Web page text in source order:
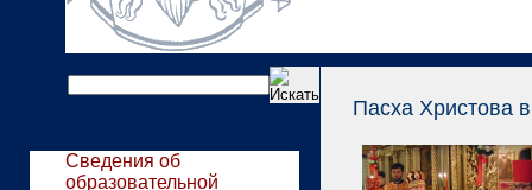
Сведения об
образовательной
Пасха Христова